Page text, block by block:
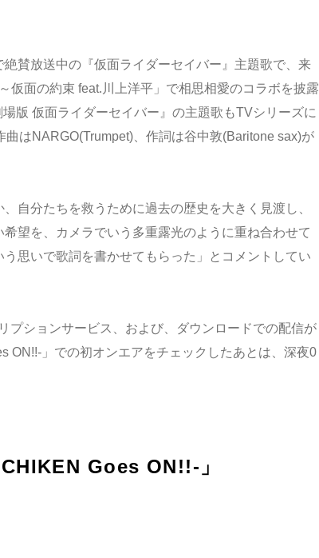
賛放送中の『仮面ライダーセイバー』主題歌で、来
仮面の約束 feat.川上洋平」で相思相愛のコラボを披露
版 仮面ライダーセイバー』の主題歌もTVシリーズに
はNARGO(Trumpet)、作詞は谷中敦(Baritone sax)が
自分たちを救うために過去の歴史を大きく見渡し、
望を、カメラでいう多重露光のように重ね合わせて
思いで歌詞を書かせてもらった」とコメントしてい
プションサービス、および、ダウンロードでの配信が
ON!!-」での初オンエアをチェックしたあとは、深夜0
Goes ON!!-」